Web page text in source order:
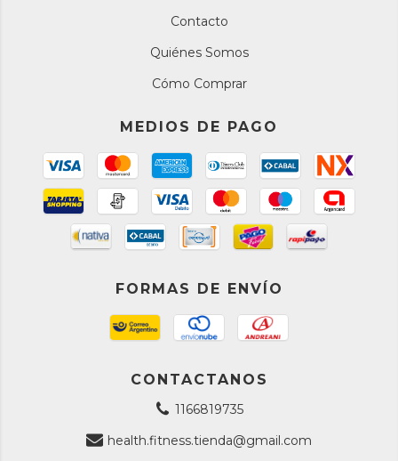
Contacto
Quiénes Somos
Cómo Comprar
MEDIOS DE PAGO
FORMAS DE ENVÍO
CONTACTANOS
1166819735
health.fitness.tienda@gmail.com